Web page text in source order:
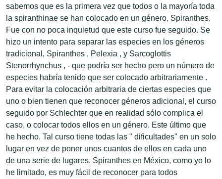
sabemos que es la primera vez que todos o la mayoría toda
la spiranthinae se han colocado en un género, Spiranthes.
Fue con no poca inquietud que este curso fue seguido. Se
hizo un intento para separar las especies en los géneros
tradicional, Spiranthes , Pelexia , y Sarcoglottis
Stenorrhynchus , - que podría ser hecho pero un número de
especies habría tenido que ser colocado arbitrariamente .
Para evitar la colocación arbitraria de ciertas especies que
uno o bien tienen que reconocer géneros adicional, el curso
seguido por Schlechter que en realidad sólo complica el
caso, o colocar todos ellos en un género. Este último que
he hecho. Tal curso tiene todas las " dificultades" en un solo
lugar en vez de poner unos cuantos de ellos en cada uno
de una serie de lugares. Spiranthes en México, como yo lo
he limitado, es muy fácil de reconocer para todos